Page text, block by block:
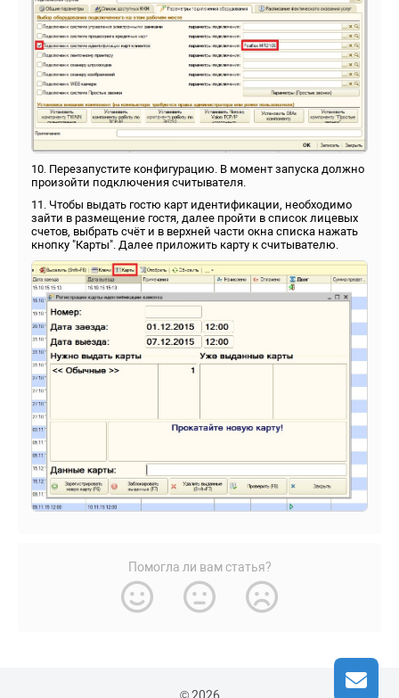
10. Перезапустите конфигурацию. В момент запуска должно
произойти подключения считывателя.
11. Чтобы выдать гостю карт идентификации, необходимо
зайти в размещение гостя, далее пройти в список лицевых
счетов, выбрать счёт и в верхней части окна списка нажать
кнопку "Карты". Далее приложить карту к считывателю.
Помогла ли вам статья?